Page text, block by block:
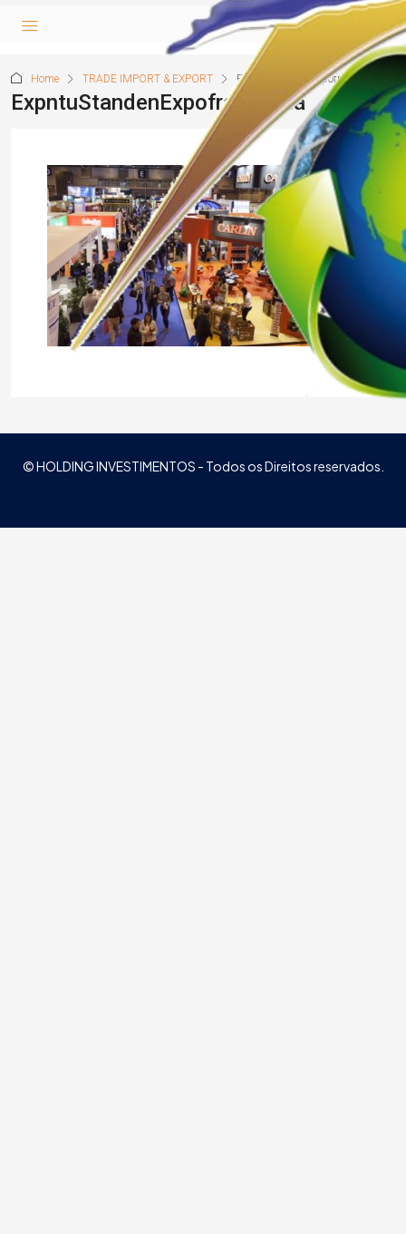
Home TRADE IMPORT & EXPORT ExpntuStandenExpofranquicia
ExpntuStandenExpofranquicia
© HOLDING INVESTIMENTOS - Todos os Direitos reservados.